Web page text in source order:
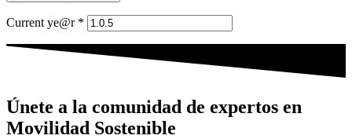
Current ye@r *
Únete a la comunidad de expertos en
Movilidad Sostenible